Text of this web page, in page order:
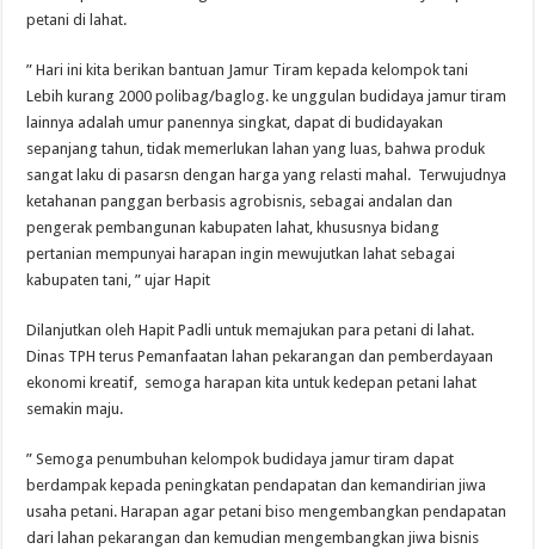
petani di lahat.
” Hari ini kita berikan bantuan Jamur Tiram kepada kelompok tani
Lebih kurang 2000 polibag/baglog. ke unggulan budidaya jamur tiram
lainnya adalah umur panennya singkat, dapat di budidayakan
sepanjang tahun, tidak memerlukan lahan yang luas, bahwa produk
sangat laku di pasarsn dengan harga yang relasti mahal. Terwujudnya
ketahanan panggan berbasis agrobisnis, sebagai andalan dan
pengerak pembangunan kabupaten lahat, khususnya bidang
pertanian mempunyai harapan ingin mewujutkan lahat sebagai
kabupaten tani, ” ujar Hapit
Dilanjutkan oleh Hapit Padli untuk memajukan para petani di lahat.
Dinas TPH terus Pemanfaatan lahan pekarangan dan pemberdayaan
ekonomi kreatif, semoga harapan kita untuk kedepan petani lahat
semakin maju.
” Semoga penumbuhan kelompok budidaya jamur tiram dapat
berdampak kepada peningkatan pendapatan dan kemandirian jiwa
usaha petani. Harapan agar petani biso mengembangkan pendapatan
dari lahan pekarangan dan kemudian mengembangkan jiwa bisnis